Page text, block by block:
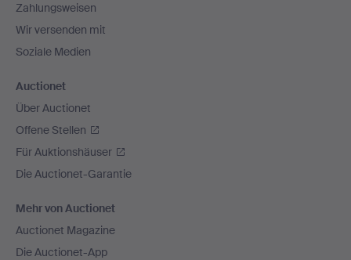
Zahlungsweisen
Wir versenden mit
Soziale Medien
Auctionet
Über Auctionet
Offene Stellen
Für Auktionshäuser
Die Auctionet-Garantie
Mehr von Auctionet
Auctionet Magazine
Die Auctionet-App